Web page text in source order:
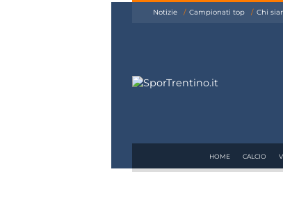
Notizie Campionati top Chi
HOME CALCIO